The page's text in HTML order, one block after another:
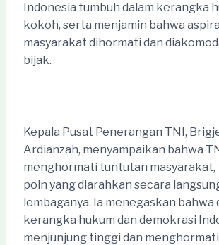
Indonesia tumbuh dalam kerangka
kokoh, serta menjamin bahwa
masyarakat dihormati dan
bijak.
Kepala Pusat Penerangan TNI,
Ardianzah, menyampaikan bahwa
menghormati tuntutan masyarakat,
poin yang diarahkan secara
lembaganya. Ia menegaskan bahwa
kerangka hukum dan demokrasi
menjunjung tinggi dan